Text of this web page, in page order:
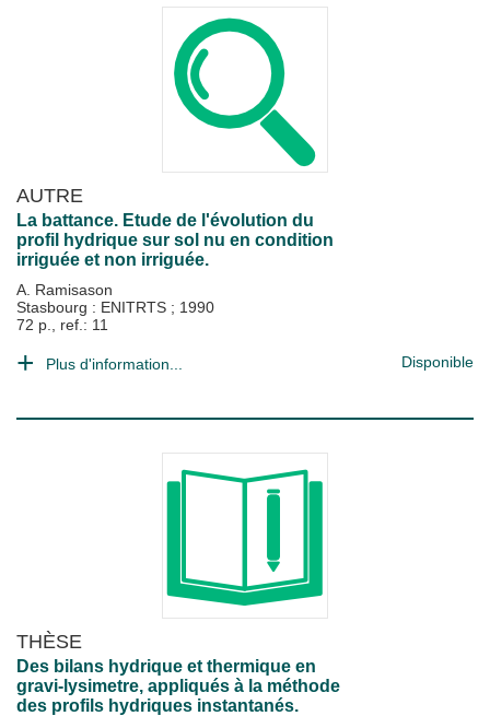
AUTRE
La battance. Etude de l'évolution du
profil hydrique sur sol nu en condition
irriguée et non irriguée.
A. Ramisason
Stasbourg : ENITRTS ; 1990
72 p., ref.: 11
Plus d'information... Disponible
THÈSE
Des bilans hydrique et thermique en
gravi-lysimetre, appliqués à la méthode
des profils hydriques instantanés.